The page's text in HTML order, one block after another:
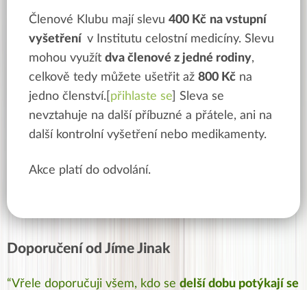
Členové Klubu mají slevu 400 Kč na vstupní
vyšetření v Institutu celostní medicíny. Slevu
mohou využít dva členové z jedné rodiny,
celkově tedy můžete ušetřit až 800 Kč na
jedno členství.[ přihlaste se ] Sleva se
nevztahuje na další příbuzné a přátele, ani na
další kontrolní vyšetření nebo medikamenty.
Akce platí do odvolání.
Doporučení od Jíme Jinak
“Vřele doporučuji všem, kdo se delší dobu potýkají se